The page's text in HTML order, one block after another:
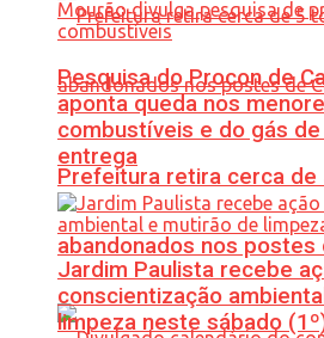
Prefeitura retira cerca
abandonados nos postes
Pesquisa do Procon de
aponta queda nos
combustíveis e do gás
entrega
Jardim Paulista recebe
conscientização
limpeza neste sábado